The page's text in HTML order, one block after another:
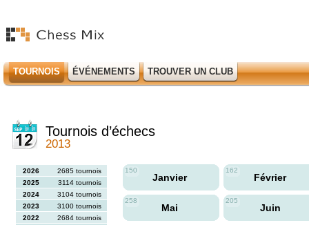
TOURNOIS ÉVÉNEMENTS TROUVER UN CLUB
Tournois d’échecs
2013
2026
2685 tournois
2025
3114 tournois
2024
3104 tournois
2023
3100 tournois
2022
2684 tournois
150
Janvier
162
Février
258
Mai
205
Juin